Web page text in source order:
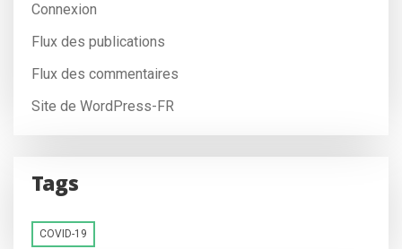
Connexion
Flux des publications
Flux des commentaires
Site de WordPress-FR
Tags
COVID-19